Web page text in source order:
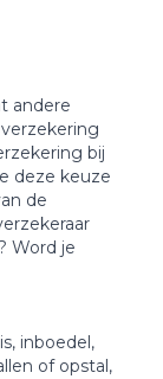
andere
bij
deze keuze
de
Word je
inboedel,
of opstal,